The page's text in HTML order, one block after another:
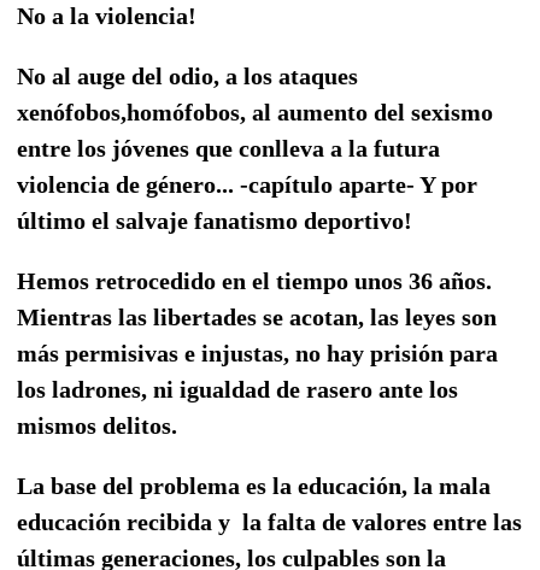
No a la violencia!
No al auge del odio, a los ataques
xenófobos,homófobos, al aumento del sexismo
entre los jóvenes que conlleva a la futura
violencia de género... -capítulo aparte- Y por
último el salvaje fanatismo deportivo!
Hemos retrocedido en el tiempo unos 36 años.
Mientras las libertades se acotan, las leyes son
más permisivas e injustas, no hay prisión para
los ladrones, ni igualdad de rasero ante los
mismos delitos.
La base del problema es la educación, la mala
educación recibida y la falta de valores entre las
últimas generaciones, los culpables son la